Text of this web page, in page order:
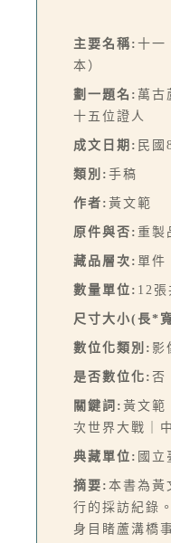
主要名稱: 十一
本）
劃一題名: 萬古
十五位證人
成文日期: 民國
類別: 手稿
作者: 黃文範
原件與否: 重製
藏品層次: 單件
數量單位: 12張
尺寸大小(長*
數位化類別: 影
是否數位化: 否
關鍵詞: 黃文範
次世界大戰｜
典藏單位: 國立
摘要: 本書為黃
行的採訪紀錄
身目睹蘆溝橋